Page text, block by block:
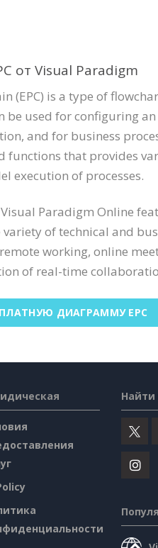
от Visual Paradigm
(EPC) is a type of
be used for configuring
and for business
functions that provides
execution of processes.
Paradigm Online
of technical and
working, online
of real-time
ДИАГРАММУ EPC
Найти